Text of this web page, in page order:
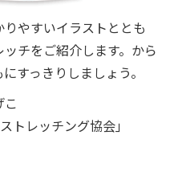
やすいイラストととも
チをご紹介します。から
すっきりしましょう。
こ
トレッチング協会｣